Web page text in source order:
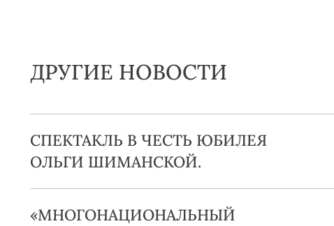
ДРУГИЕ НОВОСТИ
СПЕКТАКЛЬ В ЧЕСТЬ ЮБИЛЕЯ
ОЛЬГИ ШИМАНСКОЙ.
«МНОГОНАЦИОНАЛЬНЫЙ